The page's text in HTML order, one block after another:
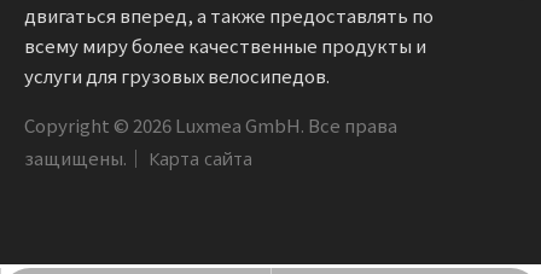
двигаться вперед, а также предоставлять по
всему миру более качественные продукты и
услуги для грузовых велосипедов.
Copyright © 2026Luxmea GmbH. Все права
защищены.｜ Карта сайта